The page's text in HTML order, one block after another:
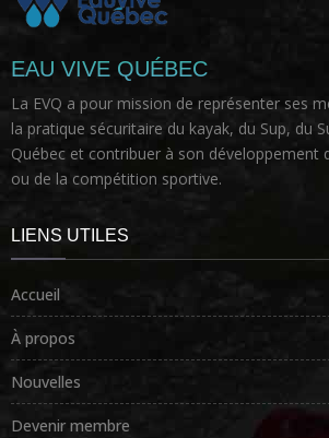
EAU VIVE QUÉBEC
La EVQ a pour mission de représenter ses
la pratique sécuritaire du kayak, du Sup, du
Québec et contribuer à son développement
ou de la compétition sportive.
LIENS UTILES
Accueil
À propos
Nouvelles
Devenir membre